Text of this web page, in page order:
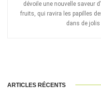
dévoile une nouvelle saveur
fruits, qui ravira les papilles
dans de
ARTICLES RÉCENTS